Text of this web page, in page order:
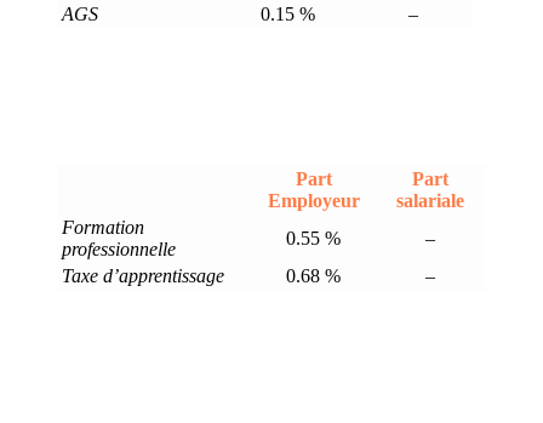
AGS
0.15 % –
Part
Employeur
Part
salariale
Formation
professionnelle
0.55 %
–
Taxe d’apprentissage
0.68 % –